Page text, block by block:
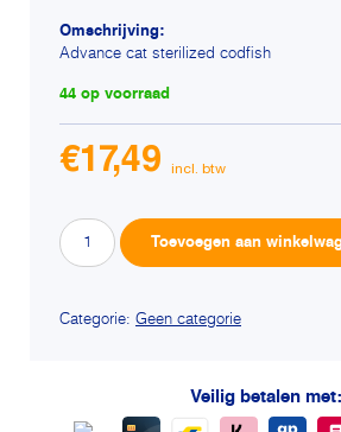
Omschrijving:
Advance cat sterilized codfish
44 op voorraad
€17,49
Advance
cat
codfish
Toevoegen aan
Categorie: Geen categorie
Veilig betalen met: